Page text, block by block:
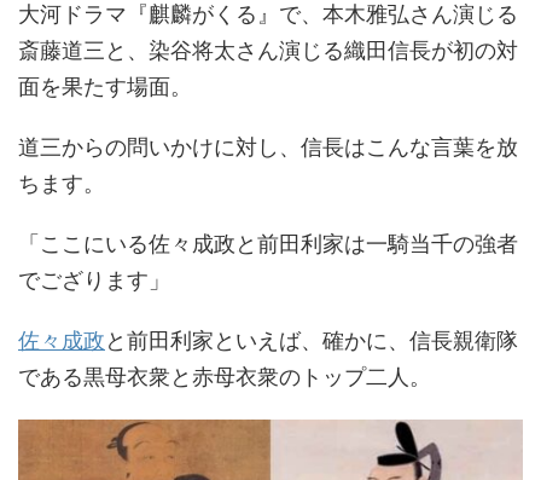
大河ドラマ『麒麟がくる』で、本木雅弘さん演じる
斎藤道三と、染谷将太さん演じる織田信長が初の対
面を果たす場面。
道三からの問いかけに対し、信長はこんな言葉を放
ちます。
「ここにいる佐々成政と前田利家は一騎当千の強者
でござります」
佐々成政と前田利家といえば、確かに、信長親衛隊
である黒母衣衆と赤母衣衆のトップ二人。